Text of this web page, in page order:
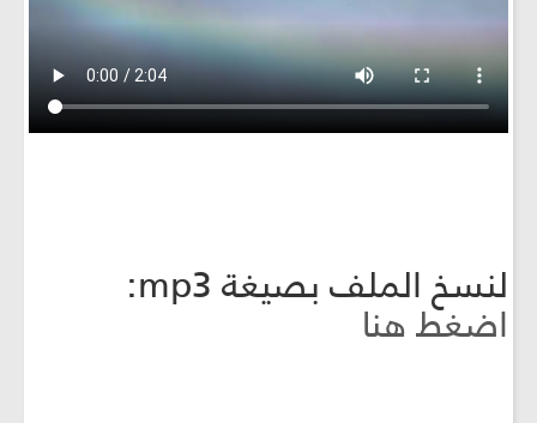
لنسخ الملف بصيغة mp3:
اضغط هنا